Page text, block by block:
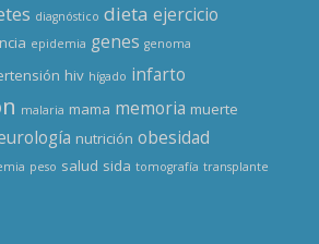
diagnóstico dieta ejercicio
epidemia genes genoma
hiv hígado infarto
malaria mama memoria muerte
nutrición obesidad
peso salud sida tomografía transplante